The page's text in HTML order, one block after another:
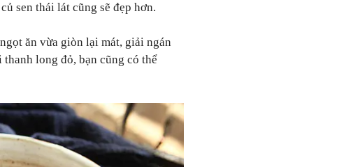
sen thái lát cũng sẽ đẹp hơn.
ăn vừa giòn lại mát, giải ngán
long đỏ, bạn cũng có thể